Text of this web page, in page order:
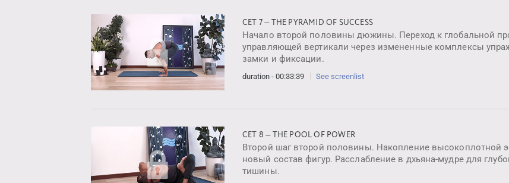
СЕТ 7 — THE PYRAMID OF SUCCESS
Начало второй половины дюжины. Переход к глобальной
управляющей вертикали через измененные комплексы
замки и фиксации.
duration - 00:33:39 See screenlist
СЕТ 8 — THE POOL OF POWER
Второй шаг второй половины. Накопление высокоплотной
новый состав фигур. Расслабление в дхьяна-мудре для
тишины.